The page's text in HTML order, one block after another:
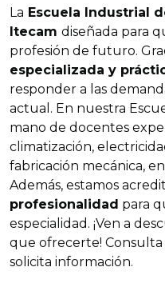
La Escuela Industrial
Itecam diseñada para
profesión de futuro.
especializada y
responder a las
actual. En nuestra
mano de docentes
climatización,
fabricación mecánica,
Además, estamos
profesionalidad para
especialidad. ¡Ven a
que ofrecerte!
solicita información.